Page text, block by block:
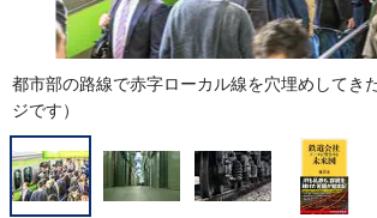
都市部の路線で赤字ローカル線を穴埋めしてき
ジです）